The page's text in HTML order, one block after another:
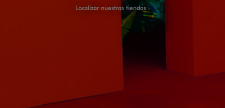
Localizar nuestras tiendas